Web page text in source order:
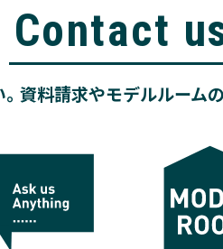
Contact
資料請求やモデルルーム